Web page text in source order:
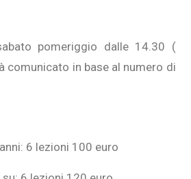
pomeriggio dalle 14.30 (
comunicato in base al numero di
6 lezioni 100 euro